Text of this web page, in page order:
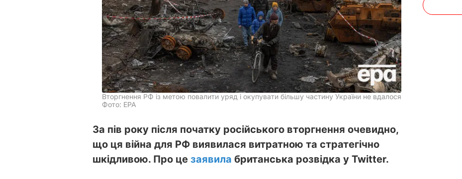
Вторгнення РФ із метою повалити уряд і окупувати більшу частину України не вдалося
Фото: EPA
За пів року після початку російського вторгнення очевидно,
що ця війна для РФ виявилася витратною та стратегічно
шкідливою. Про це заявила британська розвідка у Twitter.